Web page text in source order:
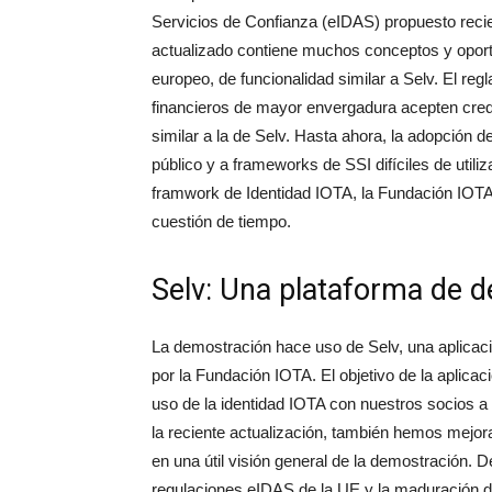
Servicios de Confianza (eIDAS) propuesto
actualizado contiene muchos conceptos y
europeo, de funcionalidad similar a Selv. El
financieros de mayor envergadura acepten
similar a la de Selv. Hasta ahora, la adopción
público y a frameworks de SSI difíciles de
framwork de Identidad IOTA, la Fundación
cuestión de tiempo.
Selv: Una plataforma de
La demostración hace uso de Selv, una
por la Fundación IOTA. El objetivo de la
uso de la identidad IOTA con nuestros socios
la reciente actualización, también hemos
en una útil visión general de la demostración.